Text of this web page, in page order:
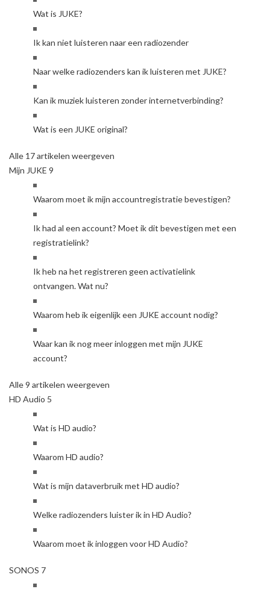
Wat is JUKE?
Ik kan niet luisteren naar een radiozender
Naar welke radiozenders kan ik luisteren met JUKE?
Kan ik muziek luisteren zonder internetverbinding?
Wat is een JUKE original?
Alle 17 artikelen weergeven
Mijn JUKE 9
Waarom moet ik mijn accountregistratie bevestigen?
Ik had al een account? Moet ik dit bevestigen met een
registratielink?
Ik heb na het registreren geen activatielink
ontvangen. Wat nu?
Waarom heb ik eigenlijk een JUKE account nodig?
Waar kan ik nog meer inloggen met mijn JUKE
account?
Alle 9 artikelen weergeven
HD Audio 5
Wat is HD audio?
Waarom HD audio?
Wat is mijn dataverbruik met HD audio?
Welke radiozenders luister ik in HD Audio?
Waarom moet ik inloggen voor HD Audio?
SONOS 7